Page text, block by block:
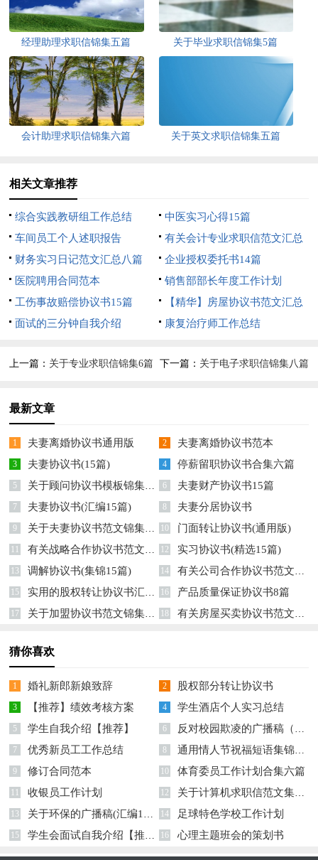
经理助理求职信锦集五篇 关于毕业求职信锦集5篇
会计助理求职信锦集六篇 关于英文求职信锦集五篇
相关文章推荐
综合实践教研组工作总结
中医实习心得15篇
车间员工个人述职报告
有关会计专业求职信范文汇总
10篇
财务实习日记范文汇总八篇
企业授权委托书14篇
医院聘用合同范本
销售部部长年度工作计划
工伤事故赔偿协议书15篇
【精华】房屋协议书范文汇总
6篇
面试的三分钟自我介绍 康复治疗师工作总结
上一篇： 关于专业求职信锦集6篇 下一篇： 关于电子求职信锦集八篇
最新文章
1 夫妻离婚协议书通用版 2 夫妻离婚协议书范本
3 夫妻协议书(15篇) 4 停薪留职协议书合集六篇
5 关于顾问协议书模板锦集六篇 6 夫妻财产协议书15篇
7 夫妻协议书(汇编15篇) 8 夫妻分居协议书
9 关于夫妻协议书范文锦集七篇 10 门面转让协议书(通用版)
11 有关战略合作协议书范文汇总五篇 12 实习协议书(精选15篇)
13 调解协议书(集锦15篇) 14 有关公司合作协议书范文汇总十篇
15 实用的股权转让协议书汇编10篇 16 产品质量保证协议书8篇
17 关于加盟协议书范文锦集九篇 18 有关房屋买卖协议书范文集合5篇
猜你喜欢
1 婚礼新郎新娘致辞 2 股权部分转让协议书
3 【推荐】绩效考核方案 4 学生酒店个人实习总结
5 学生自我介绍【推荐】 6 反对校园欺凌的广播稿（精选10篇）
7 优秀新员工工作总结 8 通用情人节祝福短语集锦39条
9 修订合同范本 10 体育委员工作计划合集六篇
11 收银员工作计划 12 关于计算机求职信范文集锦三篇
13 关于环保的广播稿(汇编15篇) 14 足球特色学校工作计划
15 学生会面试自我介绍【推荐】 16 心理主题班会的策划书